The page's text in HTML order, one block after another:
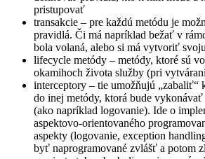
pristupovať
transakcie – pre každú metódu je
pravidlá. Či má napríklad bežať v
bola volaná, alebo si má vytvoriť
lifecycle metódy – metódy, ktoré sú
okamihoch života služby (pri
interceptory – tie umožňujú „zabaliť“
do inej metódy, ktorá bude
(ako napríklad logovanie). Ide o
aspektovo-orientovaného
aspekty (logovanie, exception
byť naprogramované zvlášť a potom